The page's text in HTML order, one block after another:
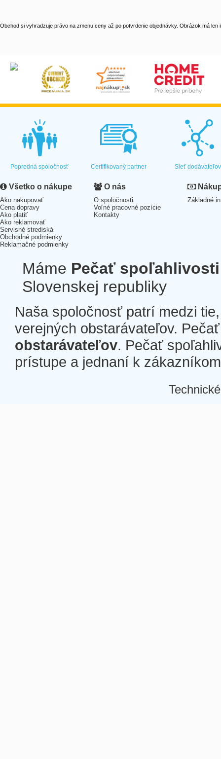
Obchod si vyhradzuje právo na zmenu ceny až po potvrdenie objednávky. Obrázok má len
Popredná spoločnosť Certifikovaný partner Sieť dodávateľov
Všetko o nákupe
Ako nakupovať
Cena dopravy
Ako platiť
Ako reklamovať
Servisné strediská
Obchodné podmienky
Reklamačné podmienky
O nás
O spoločnosti
Voľné pracovné pozície
Kontakty
Základné
Máme Pečať spoľahlivosti
Slovenskej republiky
Naša spoločnosť patrí medzi
verejných obstarávateľov.
obstarávateľov. Pečať
prístupe a jednaní k